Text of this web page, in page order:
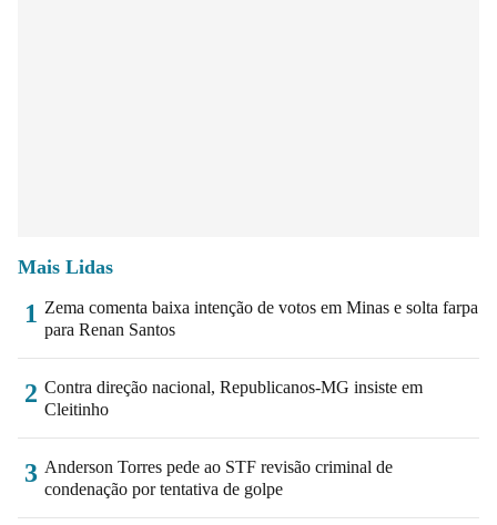
Mais Lidas
1 Zema comenta baixa intenção de votos em Minas e solta farpa
para Renan Santos
2 Contra direção nacional, Republicanos-MG insiste em
Cleitinho
3 Anderson Torres pede ao STF revisão criminal de
condenação por tentativa de golpe